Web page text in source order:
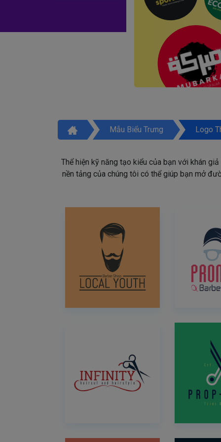
Mẫu Biểu Trưng Logo
Thể hiện kỹ năng tạo kiểu của bạn với khán
nền tảng của chúng tôi có thể giúp bạn mở